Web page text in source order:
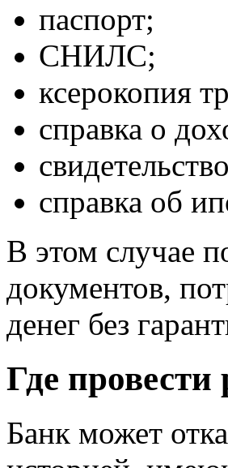
паспорт;
СНИЛС;
ксерокопия
справка о
справка об
В этом случае
документов,
денег без
Где
Банк может